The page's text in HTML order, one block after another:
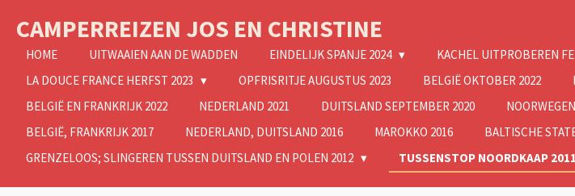
direct
naar
hoofdinhoud
CAMPERREIZEN JOS EN CHRISTINE
HOME UITWAAIEN AAN DE WADDEN EINDELIJK SPANJE 2024 KACHEL UITPROBEREN
LA DOUCE FRANCE HERFST 2023
OPFRISRITJE AUGUSTUS 2023 BELGIË OKTOBER 2022
BELGIË EN FRANKRIJK 2022
NEDERLAND 2021 DUITSLAND SEPTEMBER 2020
BELGIË, FRANKRIJK 2017
NEDERLAND, DUITSLAND 2016 MAROKKO 2016 BALTISCHE
GRENZELOOS; SLINGEREN TUSSEN DUITSLAND EN POLEN 2012
TUSSENSTOP NOORDKAAP 2011